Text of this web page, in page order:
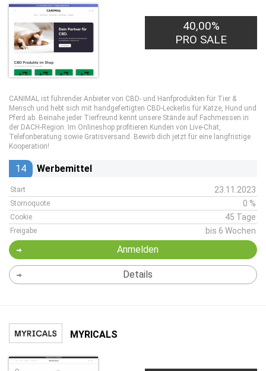
40,00%
PRO SALE
CANIMAL ist führender Anbieter von CBD- und Hanfprodukten für Tier &
Mensch und hebt sich mit handgefertigten CBD-Leckerlis für Katze, Hund und
Pferd ab. Beinahe jeder Tierfreund kennt unsere Stände auf Fachmessen in
der DACH-Region. Im Onlineshop profitieren Kunden von Live-Chat,
Telefonberatung sowie Gratisversand. Bewirb dich jetzt für eine langfristige
Kooperation!
14 Werbemittel
Start 23.11.2023
Stornoquote 0 %
Cookie 45 Tage
Freigabe bis 6 Wochen
Anmelden
Details
MYRICALS